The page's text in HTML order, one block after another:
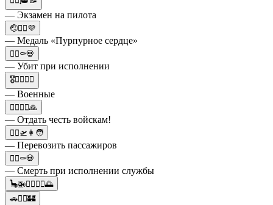
— Экзамен на пилота
🤕👨‍✈️💜
— Медаль «Пурпурное сердце»
👨‍✈️⚰️💀
— Убит при исполнении
🎖👨‍✈️👩‍✈️
— Военные
👨‍✈️👩‍✈️🙏
— Отдать честь войскам!
👨‍✈️🛫👩🧑
— Перевозить пассажиров
👨‍✈️⚰️💀
— Смерть при исполнении службы
🦕🚁👨‍✈️👩‍✈️🌅
🚗👨‍✈️🏰